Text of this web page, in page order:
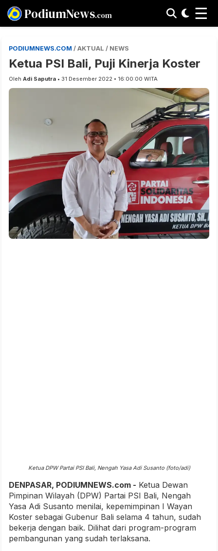
PodiumNews.com ☰
PODIUMNEWS.COM / AKTUAL / NEWS
Ketua PSI Bali, Puji Kinerja Koster
Oleh Adi Saputra • 31 Desember 2022 • 16:00:00 WITA
Ketua DPW Partai PSI Bali, Nengah Yasa Adi Susanto (foto/adi)
DENPASAR, PODIUMNEWS.com - Ketua Dewan
Pimpinan Wilayah (DPW) Partai PSI Bali, Nengah
Yasa Adi Susanto menilai, kepemimpinan I Wayan
Koster sebagai Gubenur Bali selama 4 tahun, sudah
bekerja dengan baik. Dilihat dari program-program
pembangunan yang sudah terlaksana.